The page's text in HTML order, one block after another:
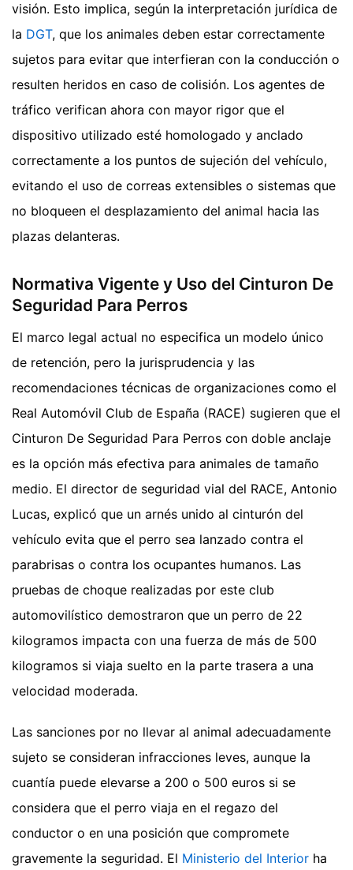
visión. Esto implica, según la interpretación jurídica de
la DGT, que los animales deben estar correctamente
sujetos para evitar que interfieran con la conducción o
resulten heridos en caso de colisión. Los agentes de
tráfico verifican ahora con mayor rigor que el
dispositivo utilizado esté homologado y anclado
correctamente a los puntos de sujeción del vehículo,
evitando el uso de correas extensibles o sistemas que
no bloqueen el desplazamiento del animal hacia las
plazas delanteras.
Normativa Vigente y Uso del Cinturon De
Seguridad Para Perros
El marco legal actual no especifica un modelo único
de retención, pero la jurisprudencia y las
recomendaciones técnicas de organizaciones como el
Real Automóvil Club de España (RACE) sugieren que el
Cinturon De Seguridad Para Perros con doble anclaje
es la opción más efectiva para animales de tamaño
medio. El director de seguridad vial del RACE, Antonio
Lucas, explicó que un arnés unido al cinturón del
vehículo evita que el perro sea lanzado contra el
parabrisas o contra los ocupantes humanos. Las
pruebas de choque realizadas por este club
automovilístico demostraron que un perro de 22
kilogramos impacta con una fuerza de más de 500
kilogramos si viaja suelto en la parte trasera a una
velocidad moderada.
Las sanciones por no llevar al animal adecuadamente
sujeto se consideran infracciones leves, aunque la
cuantía puede elevarse a 200 o 500 euros si se
considera que el perro viaja en el regazo del
conductor o en una posición que compromete
gravemente la seguridad. El Ministerio del Interior ha